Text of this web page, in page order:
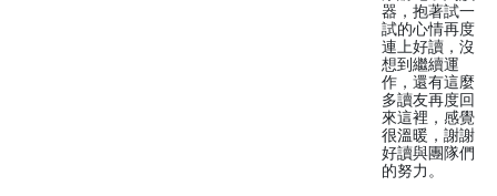
器，抱著試一
試的心情再度
連上好讀，沒
想到繼續運
作，還有這麼
多讀友再度回
來這裡，感覺
很溫暖，謝謝
好讀與團隊們
的努力。